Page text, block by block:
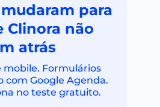
para
Clinora não
atrás
Formulários
com Google Agenda.
no teste gratuito.